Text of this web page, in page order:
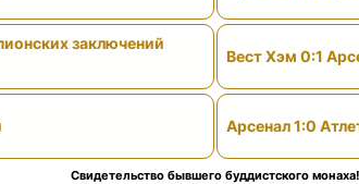
заключений
Вест Хэм 0:1
Арсенал 1:0
Свидетельство бывшего буддистского монаха!